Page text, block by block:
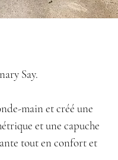
Say.
main et créé une
et une capuche
tout en confort et